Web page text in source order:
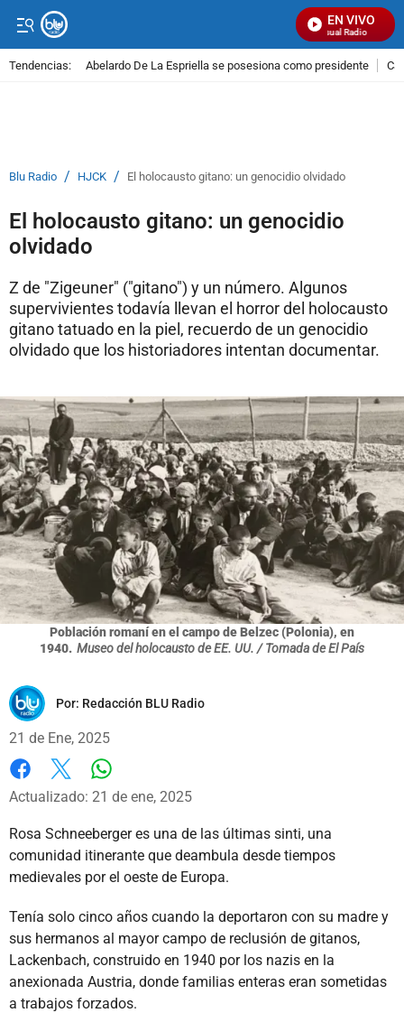
EN VIVO
Señal Visual Radio
Tendencias: Abelardo De La Espriella se posesiona como presidente
Blu Radio / HJCK / El holocausto gitano: un genocidio olvidado
El holocausto gitano: un genocidio
olvidado
Z de "Zigeuner" ("gitano") y un número. Algunos
supervivientes todavía llevan el horror del holocausto
gitano tatuado en la piel, recuerdo de un genocidio
olvidado que los historiadores intentan documentar.
Población romaní en el campo de Belzec (Polonia), en
1940. Museo del holocausto de EE. UU. / Tomada de El País
Por: Redacción BLU Radio
21 de Ene, 2025
Facebook
X
Actualizado: 21 de ene, 2025
Rosa Schneeberger es una de las últimas sinti, una
comunidad itinerante que deambula desde tiempos
medievales por el oeste de Europa.
Tenía solo cinco años cuando la deportaron con su madre y
sus hermanos al mayor campo de reclusión de gitanos,
Lackenbach, construido en 1940 por los nazis en la
anexionada Austria, donde familias enteras eran sometidas
a trabajos forzados.